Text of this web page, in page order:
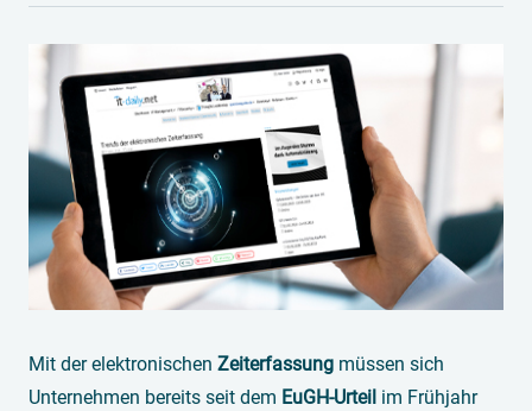
Mit der elektronischen Zeiterfassung müssen sich
Unternehmen bereits seit dem EuGH-Urteil im Frühjahr